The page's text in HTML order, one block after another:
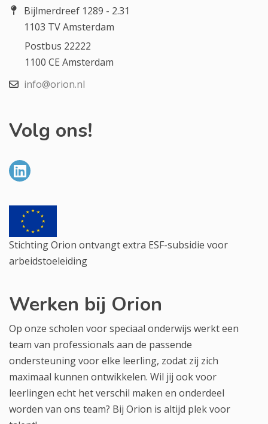
Bijlmerdreef 1289 - 2.31
1103 TV Amsterdam
Postbus 22222
1100 CE Amsterdam
info@orion.nl
Volg ons!
Stichting Orion ontvangt extra ESF-subsidie voor
arbeidstoeleiding
Werken bij Orion
Op onze scholen voor speciaal onderwijs werkt een
team van professionals aan de passende
ondersteuning voor elke leerling, zodat zij zich
maximaal kunnen ontwikkelen. Wil jij ook voor
leerlingen echt het verschil maken en onderdeel
worden van ons team? Bij Orion is altijd plek voor